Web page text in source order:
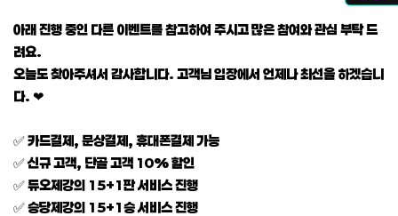
아래 진행 중인 다른 이벤트를 참고하여 주시고 많은 참여와 관심 부탁 드
려요.
오늘도 찾아주셔서 감사합니다. 고객님 입장에서 언제나 최선을 하겠습니
다. ❤
✅ 카드결제, 문상결제, 휴대폰결제 가능
✅ 신규 고객, 단골 고객 10% 할인
✅ 듀오제강의 15+1판 서비스 진행
✅ 승당제강의 15+1승 서비스 진행